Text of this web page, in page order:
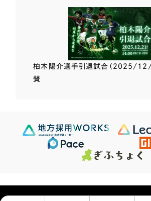
624 この条
柏木陽介選手引退試合（2025/
賛